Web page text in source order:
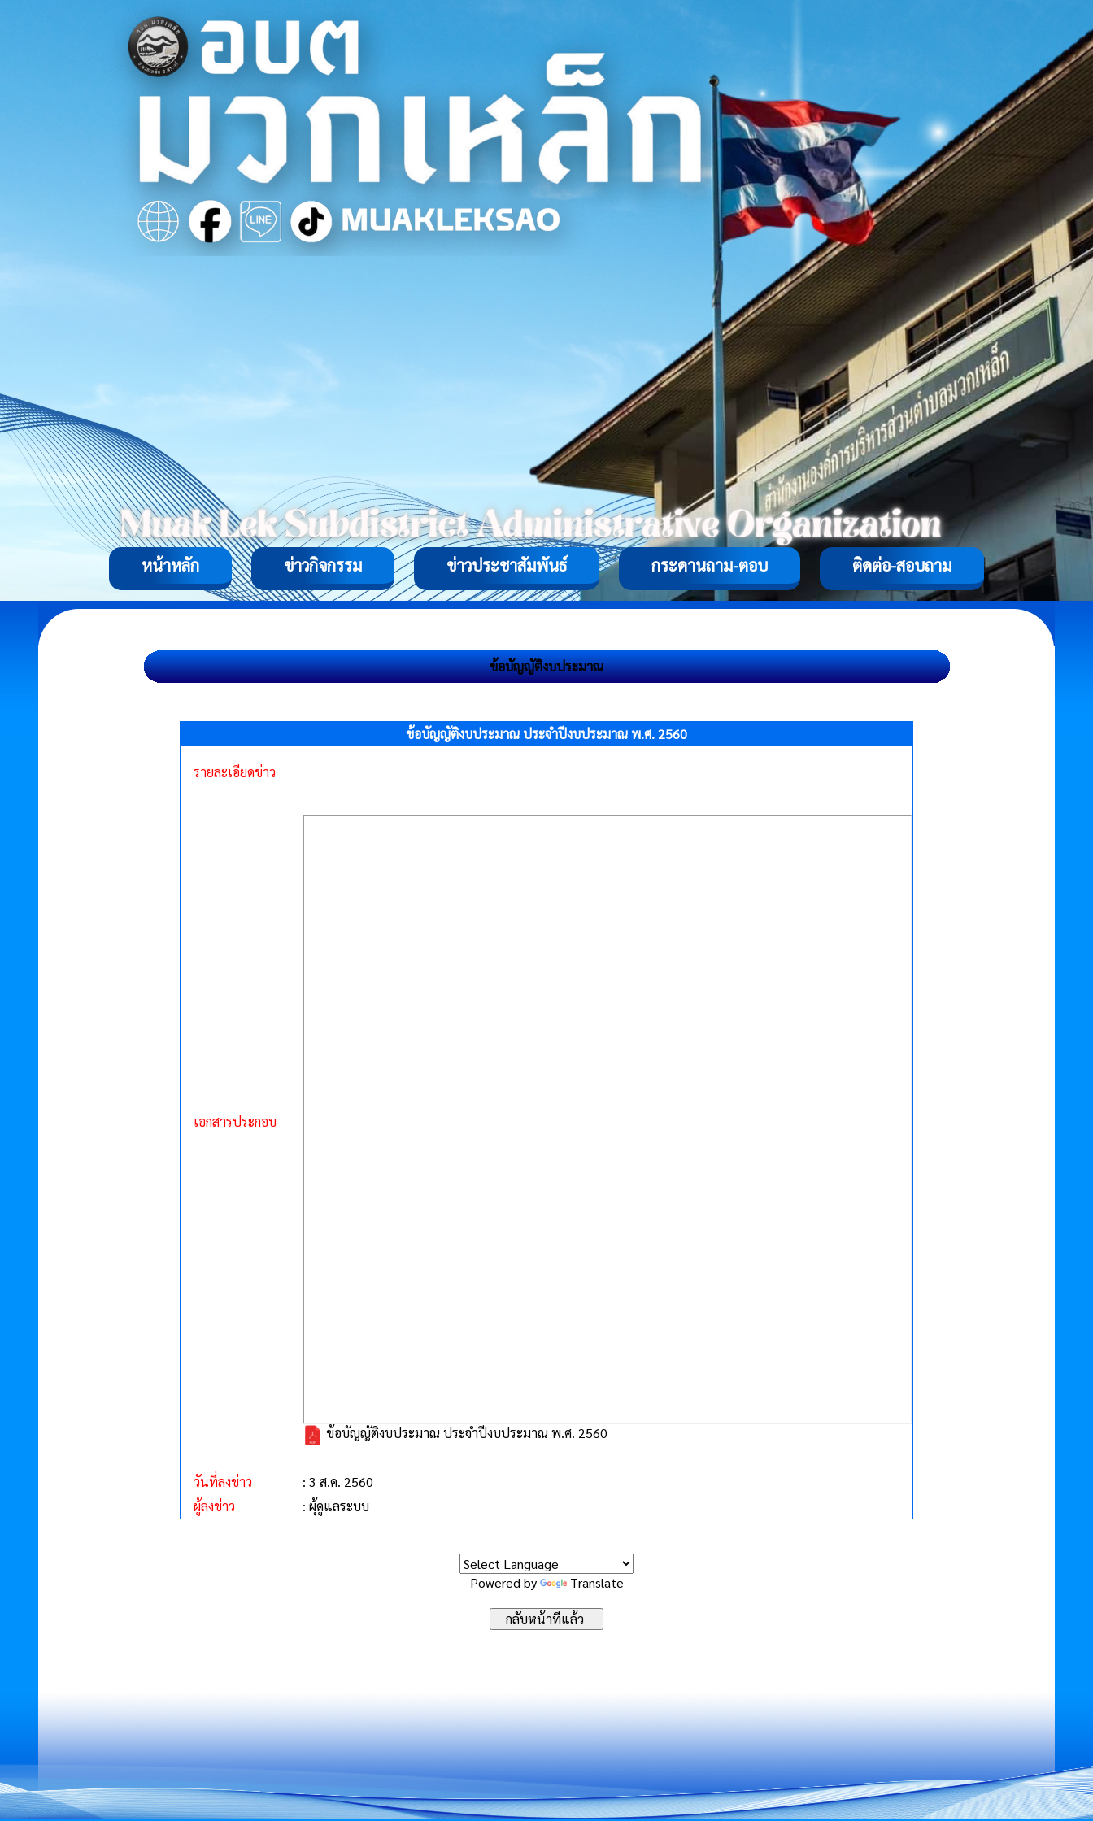
หน้าหลัก ข่าวกิจกรรม ข่าวประชาสัมพันธ์ กระดานถาม-ตอบ ติดต่อ-สอบถาม
ข้อบัญญัติงบประมาณ
ข้อบัญญัติงบประมาณ ประจำปีงบประมาณ พ.ศ. 2560
รายละเอียดข่าว
เอกสารประกอบ
ข้อบัญญัติงบประมาณ ประจำปีงบประมาณ พ.ศ. 2560
วันที่ลงข่าว
: 3 ส.ค. 2560
ผู้ลงข่าว
: ผุ้ดูแลระบบ
Powered by Translate